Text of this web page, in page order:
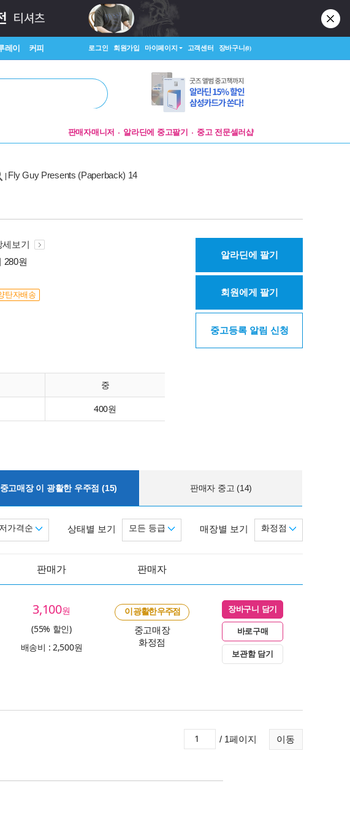
레이 커피 로그인 회원가입 마이페이지 고객센터 장바구니(0)
판매자매니저 알라딘에 중고팔기 중고 전문셀러샵
Fly Guy Presents (Paperback) 14
세보기
280원
탄자배송
중
400원
알라딘에 팔기
회원에게 팔기
중고등록 알림 신청
중고매장 이 광활한 우주점 (15) 판매자 중고 (14)
매장별 보기 화정점
상태별 보기 모든 등급
저가격순
판매가 판매자
3,100원
(55% 할인)
배송비 : 2,500원
이 광활한 우주점
중고매장
화정점
장바구니 담기
바로구매
보관함 담기
이동
/ 1페이지